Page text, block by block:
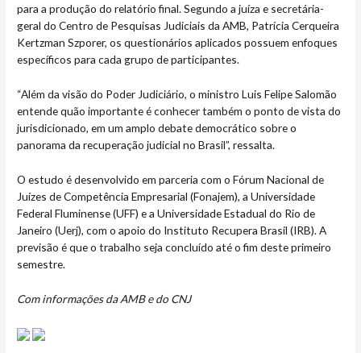
para a produção do relatório final. Segundo a juíza e secretária-
geral do Centro de Pesquisas Judiciais da AMB, Patrícia Cerqueira
Kertzman Szporer, os questionários aplicados possuem enfoques
específicos para cada grupo de participantes.
“Além da visão do Poder Judiciário, o ministro Luis Felipe Salomão
entende quão importante é conhecer também o ponto de vista do
jurisdicionado, em um amplo debate democrático sobre o
panorama da recuperação judicial no Brasil”, ressalta.
O estudo é desenvolvido em parceria com o Fórum Nacional de
Juízes de Competência Empresarial (Fonajem), a Universidade
Federal Fluminense (UFF) e a Universidade Estadual do Rio de
Janeiro (Uerj), com o apoio do Instituto Recupera Brasil (IRB). A
previsão é que o trabalho seja concluído até o fim deste primeiro
semestre.
Com informações da AMB e do CNJ